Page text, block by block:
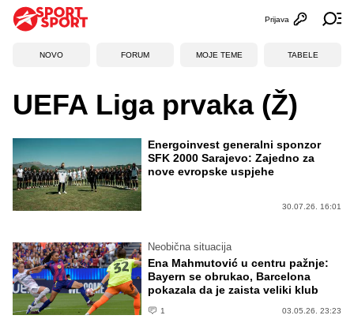
Otvori
Prijava
NOVO FORUM MOJE TEME TABELE
UEFA Liga prvaka (Ž)
Energoinvest generalni sponzor
SFK 2000 Sarajevo: Zajedno za
nove evropske uspjehe
30.07.26. 16:01
Neobična situacija
Ena Mahmutović u centru pažnje:
Bayern se obrukao, Barcelona
pokazala da je zaista veliki klub
1 03.05.26. 23:23